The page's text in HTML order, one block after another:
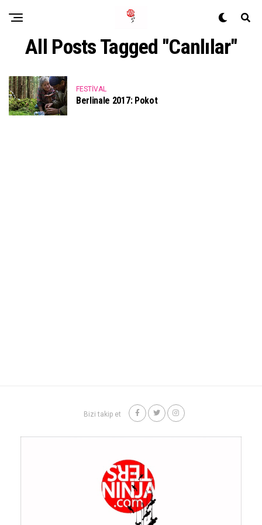
All Posts Tagged "canlılar"
FESTIVAL
Berlinale 2017: Pokot
Bizi takip et